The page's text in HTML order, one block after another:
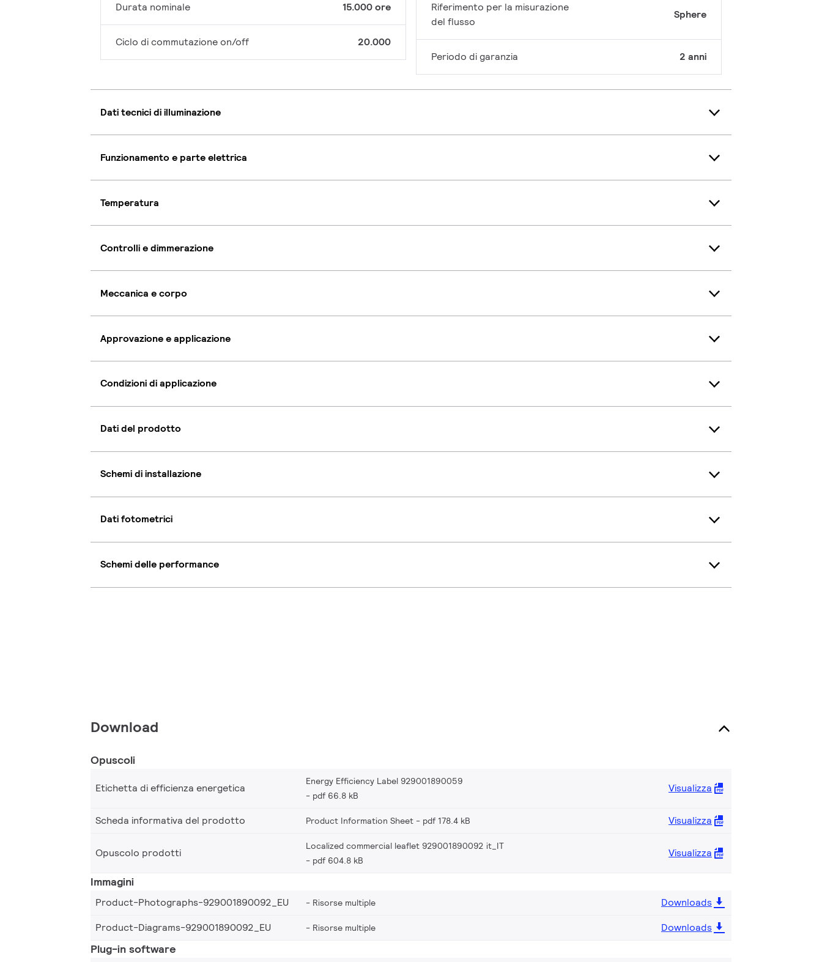
Durata nominale 15.000 ore
Ciclo di commutazione on/off 20.000
Riferimento per la misurazione
del flusso
Sphere
Periodo di garanzia 2 anni
Dati tecnici di illuminazione
Funzionamento e parte elettrica
Temperatura
Controlli e dimmerazione
Meccanica e corpo
Approvazione e applicazione
Condizioni di applicazione
Dati del prodotto
Schemi di installazione
Dati fotometrici
Schemi delle performance
Download
Opuscoli
Etichetta di efficienza energetica
Energy Efficiency Label 929001890059
pdf 66.8 kB
Visualizza
Scheda informativa del prodotto Product Information Sheet pdf 178.4 kB Visualizza
Opuscolo prodotti
Localized commercial leaflet 929001890092 it_IT
pdf 604.8 kB
Visualizza
Immagini
Product-Photographs-929001890092_EU Risorse multiple
Downloads
Product-Diagrams-929001890092_EU
Risorse multiple Downloads
Plug-in software